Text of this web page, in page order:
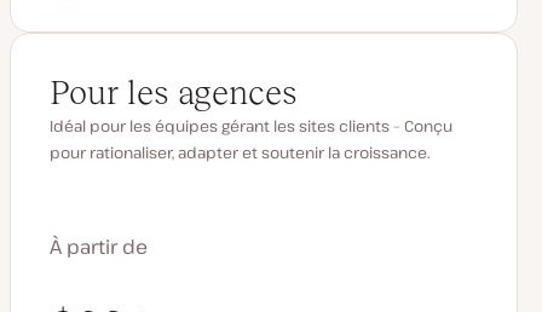
Pour les agences
Idéal pour les équipes gérant les sites clients – Conçu
pour rationaliser, adapter et soutenir la croissance.
À partir de